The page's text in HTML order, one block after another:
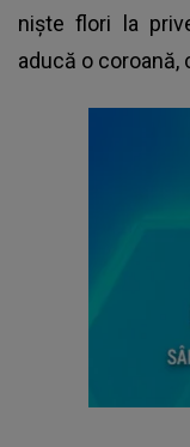
niște flori la
aducă o